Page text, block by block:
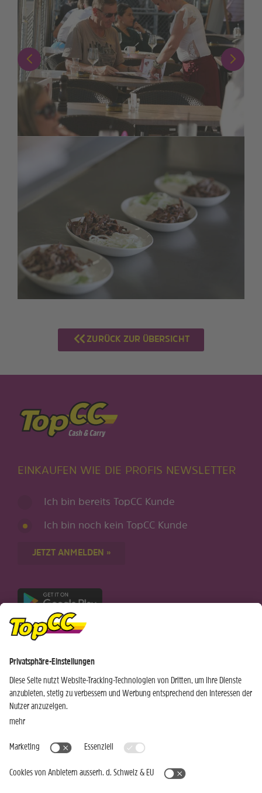
ZURÜCK ZUR ÜBERSICHT
EINKAUFEN WIE DIE PROFIS NEWSLETTER
Ich bin bereits TopCC Kunde
Ich bin noch kein TopCC Kunde
JETZT ANMELDEN »
Nur für Android-Geräte
Wochen Hits
Standorte
Kundenbereich
Aktuelles
Rezeptwelt
Weinwelt